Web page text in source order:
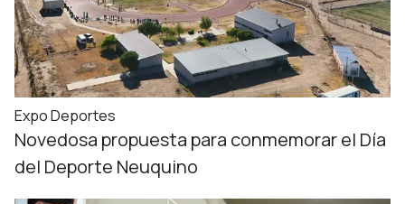
Expo Deportes
Novedosa propuesta para conmemorar el Día
del Deporte Neuquino